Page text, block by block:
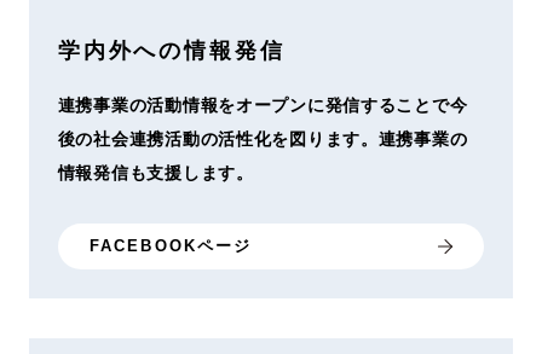
学内外への情報発信
連携事業の活動情報をオープンに発信することで今
後の社会連携活動の活性化を図ります。連携事業の
情報発信も支援します。
FACEBOOKページ